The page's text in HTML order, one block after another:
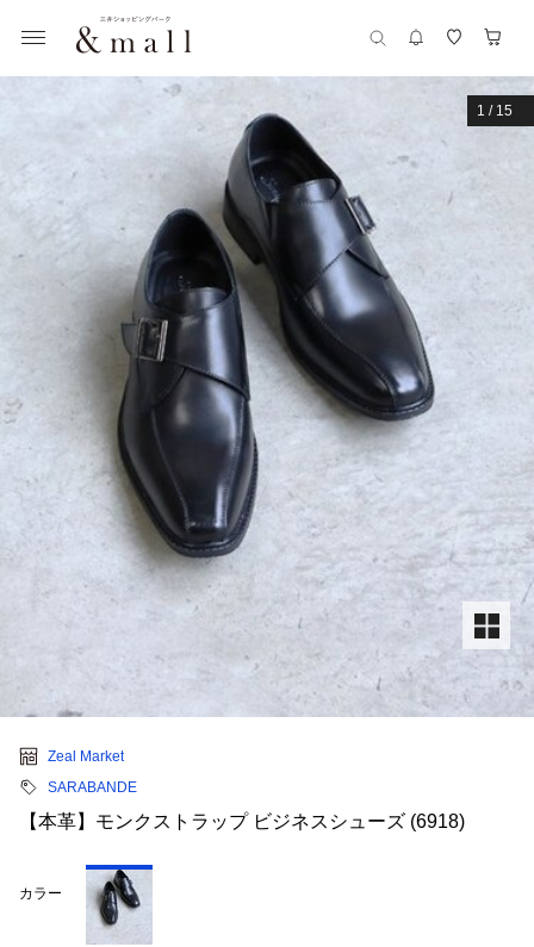
1 / 15
Zeal Market
SARABANDE
【本革】モンクストラップ ビジネスシューズ (6918)
カラー